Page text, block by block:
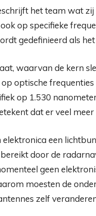
het team wat
op specifieke
gedefinieerd als
waarvan de kern
optische
op 1.530
dat er veel
een
door de
geen
moesten de
zelf